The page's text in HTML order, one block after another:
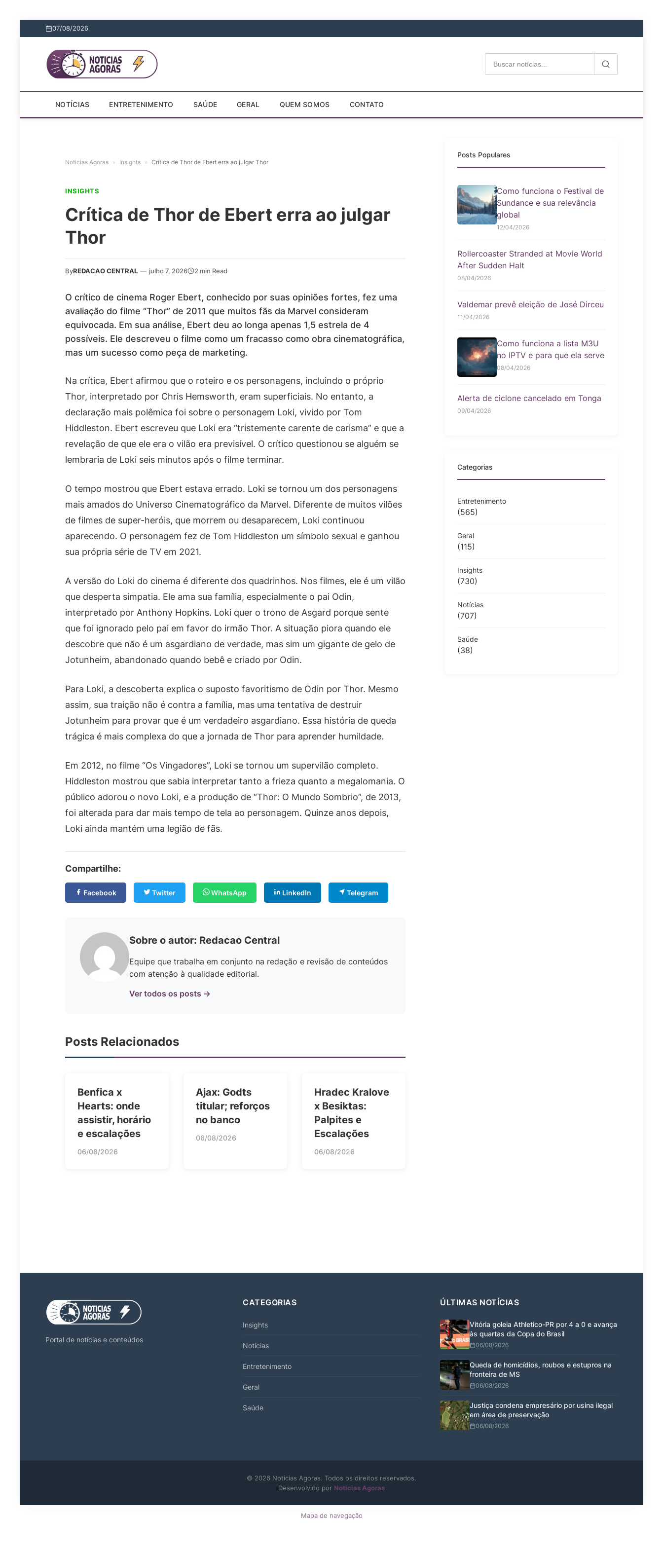
07/08/2026
NOTÍCIAS ENTRETENIMENTO SAÚDE GERAL QUEM SOMOS CONTATO
Noticias Agoras » Insights » Crítica de Thor de Ebert erra ao julgar Thor
INSIGHTS
Crítica de Thor de Ebert erra ao julgar
Thor
ByREDACAO CENTRAL — julho 7, 2026 2 min Read
O crítico de cinema Roger Ebert, conhecido por suas opiniões fortes, fez uma
avaliação do filme “Thor” de 2011 que muitos fãs da Marvel consideram
equivocada. Em sua análise, Ebert deu ao longa apenas 1,5 estrela de 4
possíveis. Ele descreveu o filme como um fracasso como obra cinematográfica,
mas um sucesso como peça de marketing.
Na crítica, Ebert afirmou que o roteiro e os personagens, incluindo o próprio
Thor, interpretado por Chris Hemsworth, eram superficiais. No entanto, a
declaração mais polêmica foi sobre o personagem Loki, vivido por Tom
Hiddleston. Ebert escreveu que Loki era “tristemente carente de carisma” e que a
revelação de que ele era o vilão era previsível. O crítico questionou se alguém se
lembraria de Loki seis minutos após o filme terminar.
O tempo mostrou que Ebert estava errado. Loki se tornou um dos personagens
mais amados do Universo Cinematográfico da Marvel. Diferente de muitos vilões
de filmes de super-heróis, que morrem ou desaparecem, Loki continuou
aparecendo. O personagem fez de Tom Hiddleston um símbolo sexual e ganhou
sua própria série de TV em 2021.
A versão do Loki do cinema é diferente dos quadrinhos. Nos filmes, ele é um vilão
que desperta simpatia. Ele ama sua família, especialmente o pai Odin,
interpretado por Anthony Hopkins. Loki quer o trono de Asgard porque sente
que foi ignorado pelo pai em favor do irmão Thor. A situação piora quando ele
descobre que não é um asgardiano de verdade, mas sim um gigante de gelo de
Jotunheim, abandonado quando bebê e criado por Odin.
Para Loki, a descoberta explica o suposto favoritismo de Odin por Thor. Mesmo
assim, sua traição não é contra a família, mas uma tentativa de destruir
Jotunheim para provar que é um verdadeiro asgardiano. Essa história de queda
trágica é mais complexa do que a jornada de Thor para aprender humildade.
Em 2012, no filme “Os Vingadores”, Loki se tornou um supervilão completo.
Hiddleston mostrou que sabia interpretar tanto a frieza quanto a megalomania. O
público adorou o novo Loki, e a produção de “Thor: O Mundo Sombrio”, de 2013,
foi alterada para dar mais tempo de tela ao personagem. Quinze anos depois,
Loki ainda mantém uma legião de fãs.
Compartilhe:
Facebook Twitter WhatsApp LinkedIn Telegram
Sobre o autor: Redacao Central
Equipe que trabalha em conjunto na redação e revisão de conteúdos
com atenção à qualidade editorial.
Ver todos os posts →
Posts Relacionados
Benfica x
Hearts: onde
assistir, horário
e escalações
06/08/2026
Ajax: Godts
titular; reforços
no banco
06/08/2026
Hradec Kralove
x Besiktas:
Palpites e
Escalações
06/08/2026
Posts Populares
Como funciona o Festival de
Sundance e sua relevância
global
12/04/2026
Rollercoaster Stranded at Movie World
After Sudden Halt
08/04/2026
Valdemar prevê eleição de José Dirceu
11/04/2026
Como funciona a lista M3U
no IPTV e para que ela serve
08/04/2026
Alerta de ciclone cancelado em Tonga
09/04/2026
Categorias
Entretenimento
(565)
Geral
(115)
Insights
(730)
Notícias
(707)
Saúde
(38)
Portal de notícias e conteúdos
CATEGORIAS
Insights
Notícias
Entretenimento
Geral
Saúde
ÚLTIMAS NOTÍCIAS
Vitória goleia Athletico-PR por 4 a 0 e avança
às quartas da Copa do Brasil
06/08/2026
Queda de homicídios, roubos e estupros na
fronteira de MS
06/08/2026
Justiça condena empresário por usina ilegal
em área de preservação
06/08/2026
© 2026 Noticias Agoras. Todos os direitos reservados.
Desenvolvido por Noticias Agoras
Mapa de navegação